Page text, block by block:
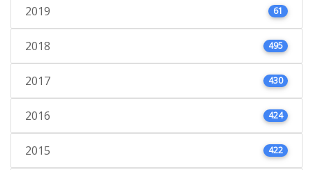
2019 61
2018 495
2017 430
2016 424
2015 422